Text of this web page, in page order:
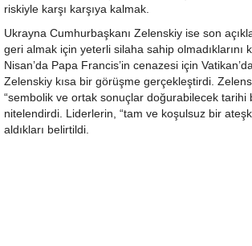
riskiyle karşı karşıya kalmak.
Ukrayna Cumhurbaşkanı Zelenskiy ise son
geri almak için yeterli silaha sahip olmadıklarını
Nisan’da Papa Francis’in cenazesi için
Zelenskiy kısa bir görüşme gerçekleştirdi.
“sembolik ve ortak sonuçlar doğurabilecek tarihi
nitelendirdi. Liderlerin, “tam ve koşulsuz bir
aldıkları belirtildi.